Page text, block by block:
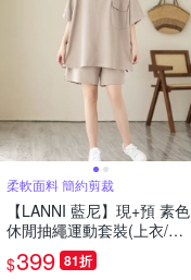
柔軟面料 簡約剪裁
【LANNI 藍尼】現+預 素色
休閒抽繩運動套裝(上衣/女
裝/T恤/休閒/百搭)
$399 81折